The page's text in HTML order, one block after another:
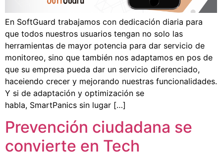
En SoftGuard trabajamos con dedicación diaria para
que todos nuestros usuarios tengan no solo las
herramientas de mayor potencia para dar servicio de
monitoreo, sino que también nos adaptamos en pos de
que su empresa pueda dar un servicio diferenciado,
haceiendo crecer y mejorando nuestras funcionalidades.
Y si de adaptación y optimización se
habla, SmartPanics sin lugar […]
Prevención ciudadana se
convierte en Tech